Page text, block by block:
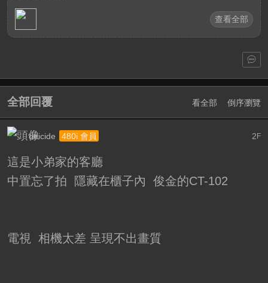
查看全部
全部回覆 看全部 倒序瀏覽
2F
deicide 480i 會員
這是小弟家的客廳
中置忘了拍 隱藏在櫃子內 俊金的CT-102
電視 相機太差 呈現不出畫質